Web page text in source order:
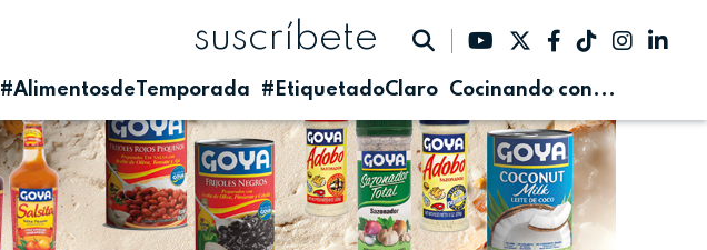
#AlimentosdeTemporada #EtiquetadoClaro
Cocinando con...
suscríbete